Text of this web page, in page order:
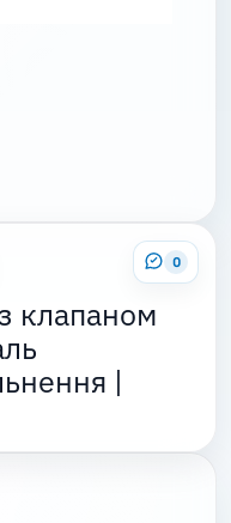
0
клапаном
|